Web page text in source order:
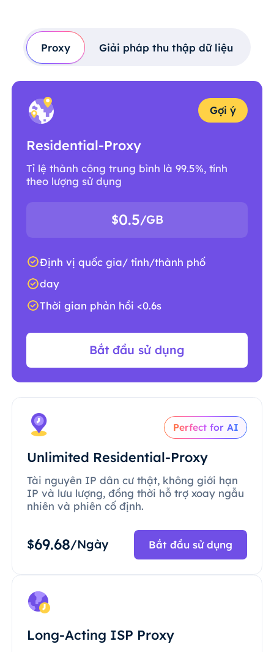
Proxy Giải pháp thu thập dữ liệu
Gợi ý
Residential-Proxy
Tỉ lệ thành công trung bình là 99.5%, tính
theo lượng sử dụng
$0.5/GB
Định vị quốc gia/ tỉnh/thành phố
day
Thời gian phản hồi <0.6s
Bắt đầu sử dụng
Perfect for AI
Unlimited Residential-Proxy
Tài nguyên IP dân cư thật, không giới hạn
IP và lưu lượng, đồng thời hỗ trợ xoay ngẫu
nhiên và phiên cố định.
$69.68/Ngày Bắt đầu sử dụng
Long-Acting ISP Proxy